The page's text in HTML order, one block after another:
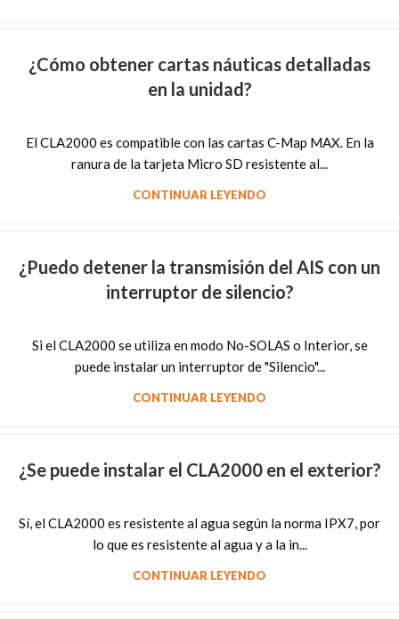
¿Cómo obtener cartas náuticas detalladas
en la unidad?
El CLA2000 es compatible con las cartas C-Map MAX. En la
ranura de la tarjeta Micro SD resistente al...
CONTINUAR LEYENDO
¿Puedo detener la transmisión del AIS con un
interruptor de silencio?
Si el CLA2000 se utiliza en modo No-SOLAS o Interior, se
puede instalar un interruptor de "Silencio"...
CONTINUAR LEYENDO
¿Se puede instalar el CLA2000 en el exterior?
Sí, el CLA2000 es resistente al agua según la norma IPX7, por
lo que es resistente al agua y a la in...
CONTINUAR LEYENDO